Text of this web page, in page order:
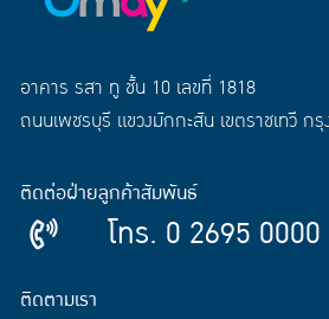
อาคาร รสา ทู ชั้น 10 เลขที่ 1818
ถนนเพชรบุรี แขวงมักกะสัน เขตราชเทวี ก
ติดต่อฝ่ายลูกค้าสัมพันธ์
โทร. 0 2695 0000
ติดตามเรา